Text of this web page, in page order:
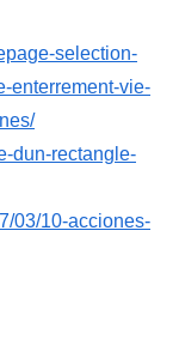
selection-
enterrement-vie-
dun-rectangle-
03/10-acciones-